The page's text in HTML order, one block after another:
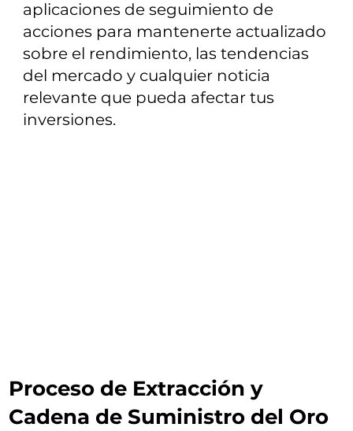
aplicaciones de seguimiento de
acciones para mantenerte actualizado
sobre el rendimiento, las tendencias
del mercado y cualquier noticia
relevante que pueda afectar tus
inversiones.
Proceso de Extracción y
Cadena de Suministro del Oro